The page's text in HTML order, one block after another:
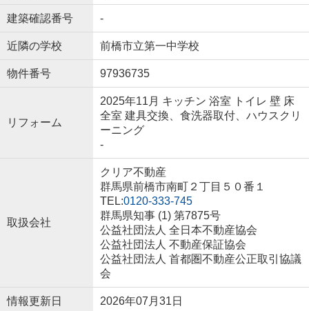
建築確認番号 -
近隣の学校 前橋市立第一中学校
物件番号 97936735
リフォーム
2025年11月 キッチン 浴室 トイレ 壁 床
全室 建具交換、食洗器取付、ハウスクリ
ーニング
-
取扱会社
クリア不動産
群馬県前橋市南町２丁目５０番１
TEL:0120-333-745
群馬県知事 (1) 第7875号
公益社団法人 全日本不動産協会
公益社団法人 不動産保証協会
公益社団法人 首都圏不動産公正取引協議
会
情報更新日 2026年07月31日